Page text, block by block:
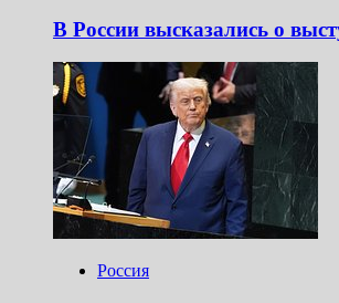
В России высказались о
Россия